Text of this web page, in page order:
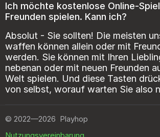
Ich möchte kostenlose Online-
Freunden spielen. Kann ich?
Absolut - Sie sollten! Die meisten
waffen können allein oder mit
werden. Sie können mit Ihren
nebenan oder mit neuen Freunden
Welt spielen. Und diese Tasten
von selbst, worauf warten Sie also
© 2022—2026 Playhop